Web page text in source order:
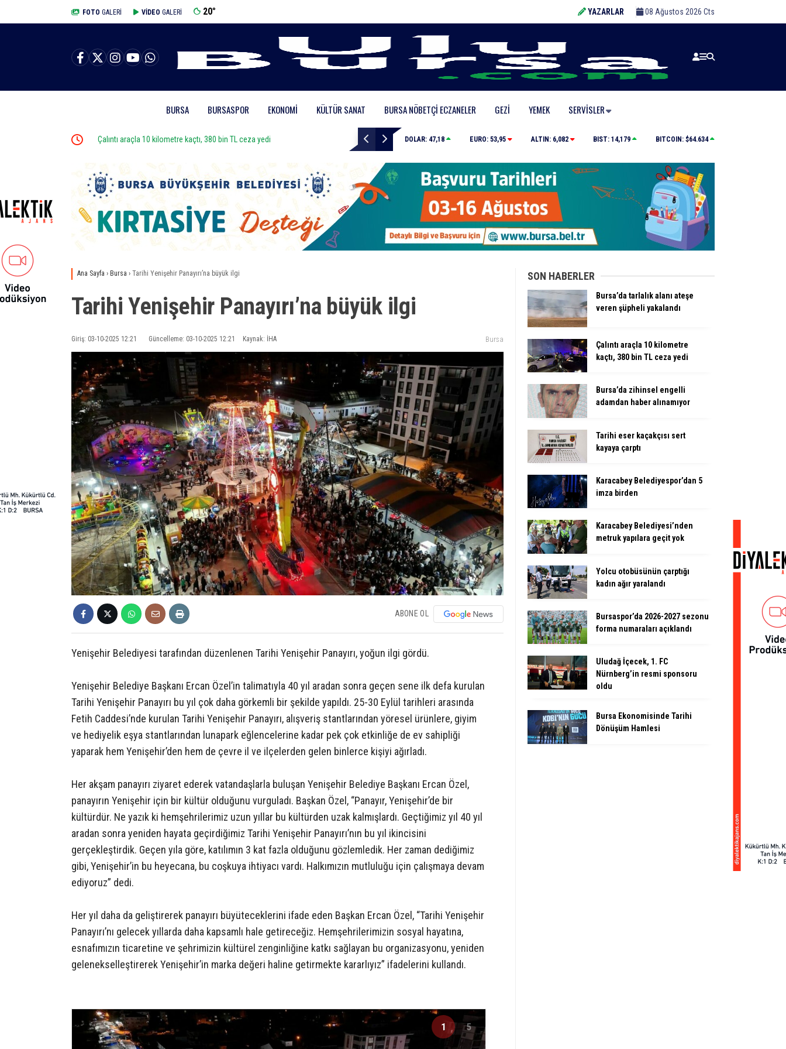
FOTO GALERİ VİDEO GALERİ 20° YAZARLAR 08 Ağustos 2026 Cts
BURSA BURSASPOR EKONOMI KÜLTÜR SANAT BURSA NÖBETÇI ECZANELER GEZI YEMEK SERVISLER
Çalıntı araçla 10 kilometre kaçtı, 380 bin TL ceza yedi Bursa’da zihinsel engelli adamdan haber alınamıyor Tarihi eser kaçakçısı sert kayaya çarptı
DOLAR: 47,18 EURO: 53,95 ALTIN: 6,082 BIST: 14,179 BITCOIN: $64.634
Ana Sayfa › Bursa › Tarihi Yenişehir Panayırı’na büyük ilgi
Tarihi Yenişehir Panayırı’na büyük ilgi
Giriş: 03-10-2025 12:21 Güncelleme: 03-10-2025 12:21 Kaynak: İHA Bursa
ABONE OL
Yenişehir Belediyesi tarafından düzenlenen Tarihi Yenişehir Panayırı, yoğun ilgi gördü.
Yenişehir Belediye Başkanı Ercan Özel’in talimatıyla 40 yıl aradan sonra geçen sene ilk defa kurulan
Tarihi Yenişehir Panayırı bu yıl çok daha görkemli bir şekilde yapıldı. 25-30 Eylül tarihleri arasında
Fetih Caddesi’nde kurulan Tarihi Yenişehir Panayırı, alışveriş stantlarından yöresel ürünlere, giyim
ve hediyelik eşya stantlarından lunapark eğlencelerine kadar pek çok etkinliğe de ev sahipliği
yaparak hem Yenişehir’den hem de çevre il ve ilçelerden gelen binlerce kişiyi ağırladı.
Her akşam panayırı ziyaret ederek vatandaşlarla buluşan Yenişehir Belediye Başkanı Ercan Özel,
panayırın Yenişehir için bir kültür olduğunu vurguladı. Başkan Özel, “Panayır, Yenişehir’de bir
kültürdür. Ne yazık ki hemşehrilerimiz uzun yıllar bu kültürden uzak kalmışlardı. Geçtiğimiz yıl 40 yıl
aradan sonra yeniden hayata geçirdiğimiz Tarihi Yenişehir Panayırı’nın bu yıl ikincisini
gerçekleştirdik. Geçen yıla göre, katılımın 3 kat fazla olduğunu gözlemledik. Her zaman dediğimiz
gibi, Yenişehir’in bu heyecana, bu coşkuya ihtiyacı vardı. Halkımızın mutluluğu için çalışmaya devam
ediyoruz” dedi.
Her yıl daha da geliştirerek panayırı büyüteceklerini ifade eden Başkan Ercan Özel, “Tarihi Yenişehir
Panayırı’nı gelecek yıllarda daha kapsamlı hale getireceğiz. Hemşehrilerimizin sosyal hayatına,
esnafımızın ticaretine ve şehrimizin kültürel zenginliğine katkı sağlayan bu organizasyonu, yeniden
gelenekselleştirerek Yenişehir’in marka değeri haline getirmekte kararlıyız” ifadelerini kullandı.
1 5
SON HABERLER
Bursa’da tarlalık alanı ateşe
veren şüpheli yakalandı
Çalıntı araçla 10 kilometre
kaçtı, 380 bin TL ceza yedi
Bursa’da zihinsel engelli
adamdan haber alınamıyor
Tarihi eser kaçakçısı sert
kayaya çarptı
Karacabey Belediyespor’dan 5
imza birden
Karacabey Belediyesi’nden
metruk yapılara geçit yok
Yolcu otobüsünün çarptığı
kadın ağır yaralandı
Bursaspor’da 2026-2027 sezonu
forma numaraları açıklandı
Uludağ İçecek, 1. FC
Nürnberg’in resmi sponsoru
oldu
Bursa Ekonomisinde Tarihi
Dönüşüm Hamlesi